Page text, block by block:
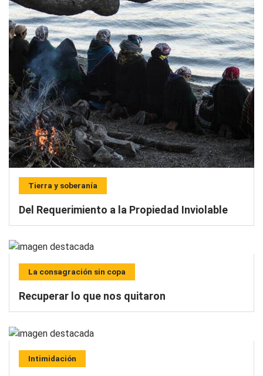
Tierra y soberanía
Del Requerimiento a la Propiedad Inviolable
La consagración sin copa
Recuperar lo que nos quitaron
Intimidación